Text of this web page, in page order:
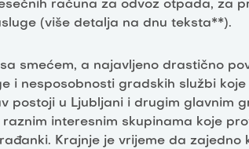
računa za odvoz otpada, za
(više detalja na dnu teksta**).
smećem, a najavljeno drastično
i nesposobnosti gradskih službi koje
postoji u Ljubljani i drugim glavnim
interesnim skupinama koje
Krajnje je vrijeme da zajedno